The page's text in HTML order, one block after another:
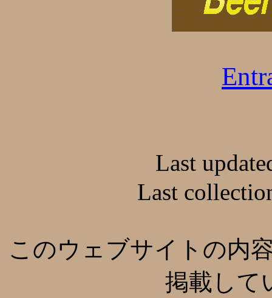
Last
Last
このウェブサイトの内
掲載して